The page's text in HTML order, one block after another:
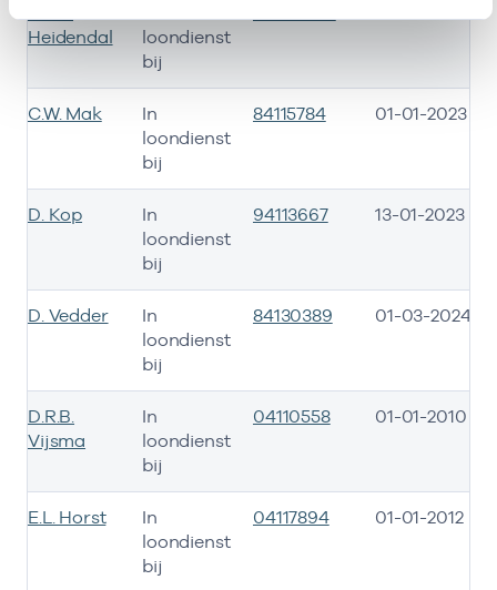
Heidendal
loondienst
bij
C.W. Mak
In
loondienst
bij
84115784 01-01-2023
D. Kop
In
loondienst
bij
94113667 13-01-2023
D. Vedder
In
loondienst
bij
84130389 01-03-2024
D.R.B.
Vijsma
In
loondienst
bij
04110558 01-01-2010
E.L. Horst
In
loondienst
bij
04117894 01-01-2012